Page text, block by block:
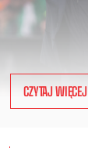
CZYTAJ WIĘCEJ